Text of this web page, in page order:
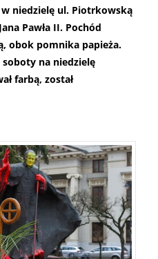
w niedzielę ul. Piotrkowską
Pawła II. Pochód
obok pomnika papieża.
na niedzielę
farbą, został